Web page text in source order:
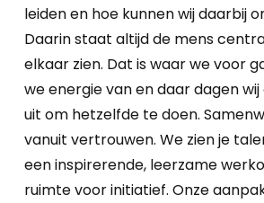
leiden en hoe kunnen wij daarbij
Daarin staat altijd de mens
elkaar zien. Dat is waar we voor
we energie van en daar dagen
uit om hetzelfde te doen.
vanuit vertrouwen. We zien je
een inspirerende, leerzame
ruimte voor initiatief. Onze